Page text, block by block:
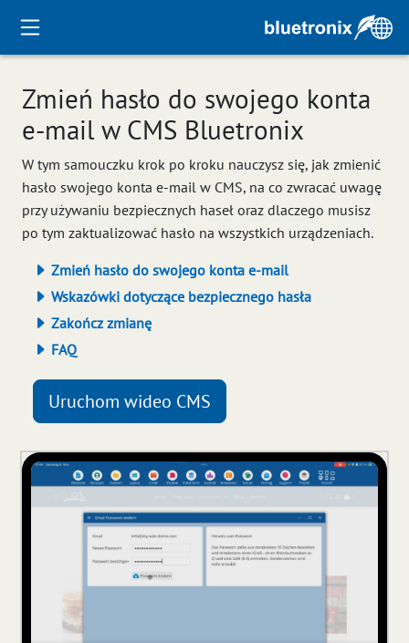
Zmień hasło do swojego konta
e-mail w CMS Bluetronix
W tym samouczku krok po kroku nauczysz się, jak zmienić
hasło swojego konta e-mail w CMS, na co zwracać uwagę
przy używaniu bezpiecznych haseł oraz dlaczego musisz
po tym zaktualizować hasło na wszystkich urządzeniach.
Zmień hasło do swojego konta e-mail
Wskazówki dotyczące bezpiecznego hasła
Zakończ zmianę
FAQ
Uruchom wideo CMS